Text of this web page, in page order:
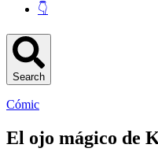
👇
Search
Cómic
El ojo mágico de